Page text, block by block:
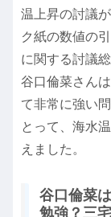
温上昇の討議
ク紙の数値の
に関する討議
谷口倫菜さん
て非常に強い
とって、海水
えました。
谷口倫菜
勉強？三